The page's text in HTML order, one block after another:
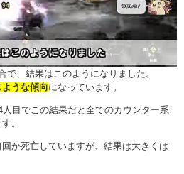
で、結果はこのようになりました。
うな傾向になっています。
目でこの結果だと全てのカウンター系
。
か死亡していますが、結果は大きくは